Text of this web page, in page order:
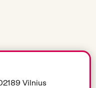
Vilnius